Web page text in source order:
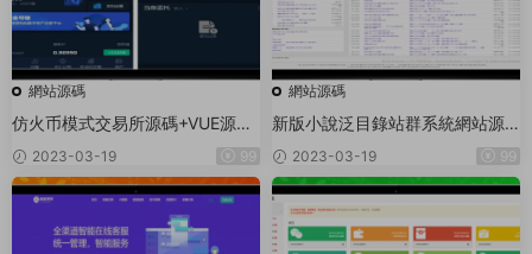
網站源碼
仿火币模式交易所源碼+VUE源碼
可二開法币交易_币币交易_合約交
易_期權交易+流動性挖礦UP理财
LEO認購運營
2023-03-19
網站源碼
新版小說泛目錄站群系統網站源
碼 小說站群源碼海量關鍵詞霸屏
2023-03-19